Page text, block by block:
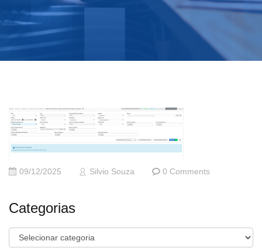
09/12/2025 Silvio Souza 0 Comments
Categorias
Categorias